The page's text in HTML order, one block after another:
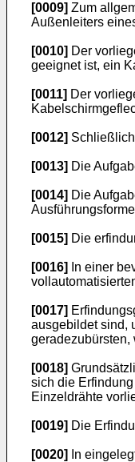
[0009] Zum
Außenleiters
[0010] Der
geeignet ist, ein
[0011] Der
[0012]
[0013] Die
[0014] Die
[0015] Die
[0016]
In einer
[0017]
ausgebildet sind,
geradezubürsten,
[0018]
sich die
Einzeldrähte
[0019] Die
[0020] In